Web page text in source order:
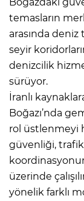
temasların
arasında
seyir
denizcilik
sürüyor.
İranlı
Boğazı’nda
rol üstlenmeyi
güvenliği,
üzerinde
yönelik farklı